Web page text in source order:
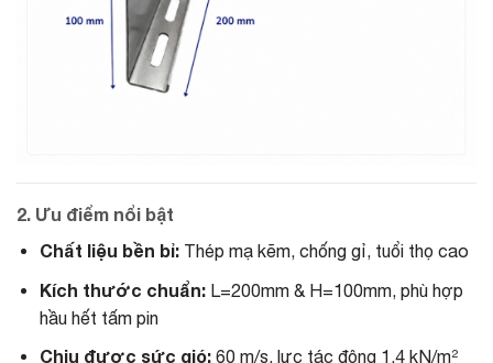
2. Ưu điểm nổi bật
Chất liệu bền bỉ:Thép mạ kẽm, chống gỉ, tuổi thọ cao
Kích thước chuẩn:L=200mm & H=100mm, phù hợp
hầu hết tấm pin
Chịu được sức gió:60 m/s, lực tác động 1.4 kN/m²